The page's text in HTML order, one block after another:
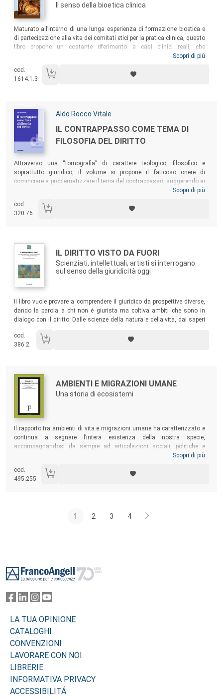
Il senso della bioetica clinica
Sommario:
Maturato all’interno di una lunga esperienza di formazione bioetica e
di partecipazione alla vita dei comitati etici per la pratica clinica, questo
libro propone un costante riferimento a casi clinici reali, che
esemplificano i problemi etici dei più significativi contesti delle pratiche
che aiutano il confronto necessario a giustificare che cosa richieda, in
questi particolari contesti, il rispetto per la dignità del paziente come
Scopri di più
cod.
1614.1.3
Autori:
Aldo Rocco Vitale
Titolo:
IL CONTRAPPASSO COME TEMA DI
FILOSOFIA DEL DIRITTO
Sommario:
Attraverso una “tomografia” di carattere teologico, filosofico e
soprattutto giuridico, il volume si propone il faticoso onere di
cominciare a problematizzare il tema del contrappasso, suggerendo ai
contemporanei l’idea che – probabilmente – la sua archiviazione
ritiene. Il contrappasso – come criterio di commisurazione della pena
fondato su una intramontabile idea sostanziale di giustizia – ha,
Scopri di più
cod.
320.76
Autori:
Titolo:
IL DIRITTO VISTO DA FUORI
Scienziati, intellettuali, artisti si interrogano
sul senso della giuridicità oggi
Il libro vuole provare a comprendere il giuridico da prospettive diverse,
dando la parola a chi non è giurista ma coltiva ambiti che sono in
dialogo con il diritto. Dalle scienze della natura e della vita, dai saperi
interrogativi: quel “fuori” che il diritto aspira a regolare ha un ruolo
decisivo nel ridisegnarne ogni giorno la fisionomia e la funzione.
cod.
386.2
Autori:
Titolo:
AMBIENTI E MIGRAZIONI UMANE
Una storia di ecosistemi
Sommario:
Il rapporto tra ambienti di vita e migrazioni umane ha caratterizzato e
continua a segnare l’intera esistenza della nostra specie,
accompagnandosi da sempre ad articolazioni sociali, politiche e
ideologiche spesso drammatiche. Il volume affronta in dieci saggi
intreccio di riflessioni teoriche e di concreti rimandi tra diverse
discipline, tra storia e attualità, il libro offre strumenti analitici per
Scopri di più
cod.
495.255
1 2 3 4
LA TUA OPINIONE
CATALOGHI
CONVENZIONI
LAVORARE CON NOI
LIBRERIE
INFORMATIVA PRIVACY
ACCESSIBILITÁ